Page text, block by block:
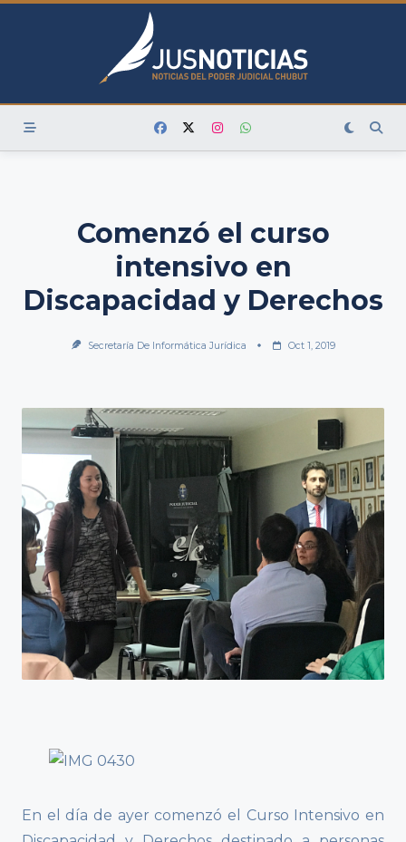
Skip
Comenzó el curso
intensivo en
Discapacidad y Derechos
Secretaría De Informática Jurídica Oct 1, 2019
En el día de ayer comenzó el Curso Intensivo en